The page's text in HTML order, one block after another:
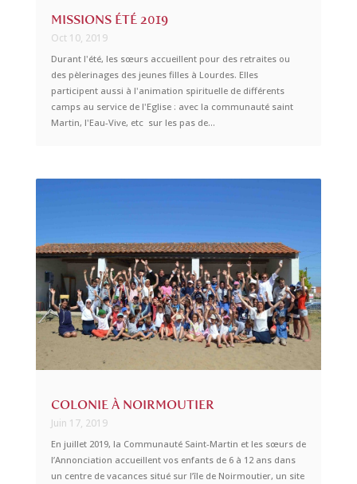
MISSIONS ÉTÉ 2019
Oct 10, 2019
Durant l'été, les sœurs accueillent pour des retraites ou
des pèlerinages des jeunes filles à Lourdes. Elles
participent aussi à l'animation spirituelle de différents
camps au service de l'Eglise : avec la communauté saint
Martin, l'Eau-Vive, etc sur les pas de...
COLONIE À NOIRMOUTIER
Juin 17, 2019
En juillet 2019, la Communauté Saint-Martin et les sœurs de
l’Annonciation accueillent vos enfants de 6 à 12 ans dans
un centre de vacances situé sur l’île de Noirmoutier, un site